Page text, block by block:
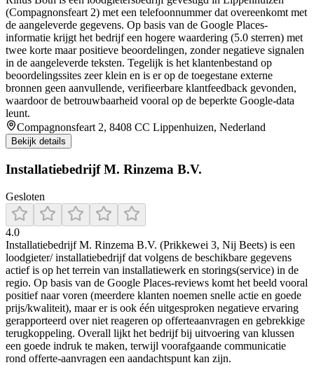
(Compagnonsfeart 2) met een telefoonnummer dat overeenkomt met
de aangeleverde gegevens. Op basis van de Google Places-
informatie krijgt het bedrijf een hogere waardering (5.0 sterren) met
twee korte maar positieve beoordelingen, zonder negatieve signalen
in de aangeleverde teksten. Tegelijk is het klantenbestand op
beoordelingssites zeer klein en is er op de toegestane externe
bronnen geen aanvullende, verifieerbare klantfeedback gevonden,
waardoor de betrouwbaarheid vooral op de beperkte Google-data
leunt.
Compagnonsfeart 2, 8408 CC Lippenhuizen, Nederland
Bekijk details
Installatiebedrijf M. Rinzema B.V.
Gesloten
4.0
Installatiebedrijf M. Rinzema B.V. (Prikkewei 3, Nij Beets) is een
loodgieter/ installatiebedrijf dat volgens de beschikbare gegevens
actief is op het terrein van installatiewerk en storings(service) in de
regio. Op basis van de Google Places-reviews komt het beeld vooral
positief naar voren (meerdere klanten noemen snelle actie en goede
prijs/kwaliteit), maar er is ook één uitgesproken negatieve ervaring
gerapporteerd over niet reageren op offerteaanvragen en gebrekkige
terugkoppeling. Overall lijkt het bedrijf bij uitvoering van klussen
een goede indruk te maken, terwijl voorafgaande communicatie
rond offerte-aanvragen een aandachtspunt kan zijn.